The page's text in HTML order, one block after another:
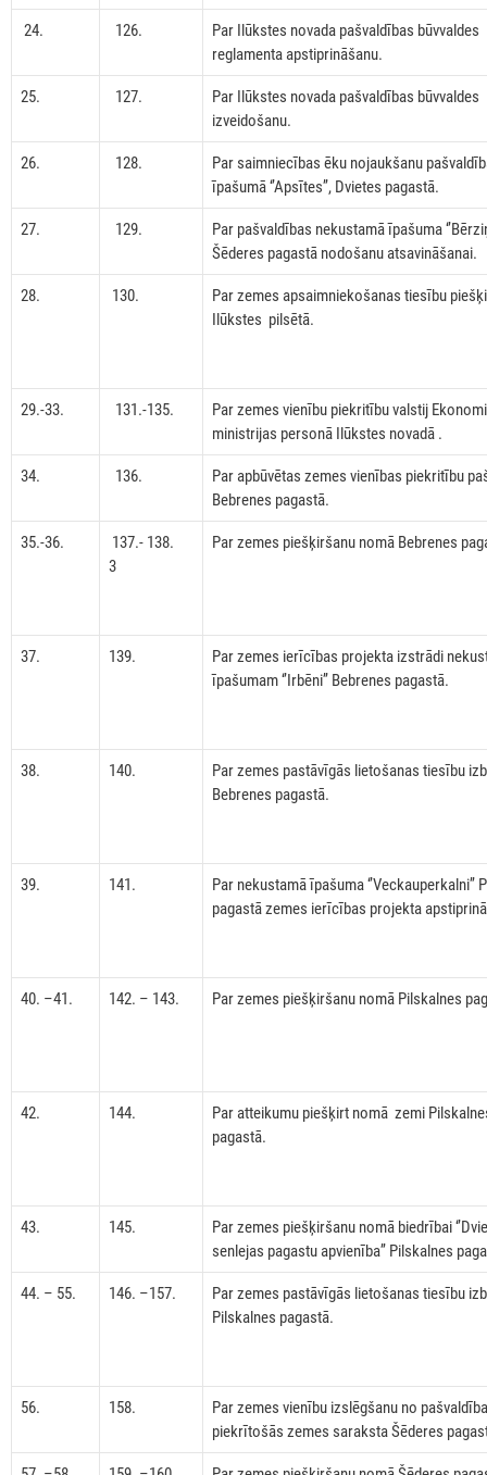
24. 126.
Par Ilūkstes novada pašvaldības būvvaldes
reglamenta apstiprināšanu.
25. 127.
Par Ilūkstes novada pašvaldības būvvaldes
izveidošanu.
26. 128.
Par saimniecības ēku nojaukšanu
īpašumā ‘’Apsītes’’, Dvietes pagastā.
27. 129.
Par pašvaldības nekustamā īpašuma
Šēderes pagastā nodošanu atsavināšanai.
28. 130.
Par zemes apsaimniekošanas tiesību
Ilūkstes pilsētā.
29.-33. 131.-135.
Par zemes vienību piekritību valstij
ministrijas personā Ilūkstes novadā .
34. 136.
Par apbūvētas zemes vienības piekritību
Bebrenes pagastā.
35.-36.
137.- 138.
3
Par zemes piešķiršanu nomā Bebrenes
37. 139.
Par zemes ierīcības projekta izstrādi
īpašumam ‘’Irbēni’’ Bebrenes pagastā.
38. 140.
Par zemes pastāvīgās lietošanas tiesību
Bebrenes pagastā.
39. 141.
Par nekustamā īpašuma ‘’Veckauperkalni’’
pagastā zemes ierīcības projekta
40. –41. 142. – 143. Par zemes piešķiršanu nomā Pilskalnes
42. 144.
Par atteikumu piešķirt nomā zemi
pagastā.
43. 145.
Par zemes piešķiršanu nomā biedrībai
senlejas pagastu apvienība’’ Pilskalnes
44. – 55. 146. –157.
Par zemes pastāvīgās lietošanas tiesību
Pilskalnes pagastā.
56. 158.
Par zemes vienību izslēgšanu no
piekrītošās zemes saraksta Šēderes